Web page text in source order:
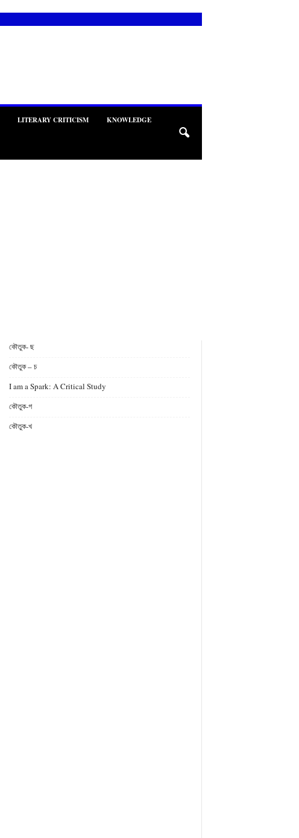
LITERARY CRITICISM KNOWLEDGE
কৌতুক- ছ
কৌতুক – চ
I am a Spark: A Critical Study
কৌতুক-গ
কৌতুক-খ